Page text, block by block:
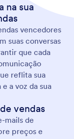
na sua
vencedores
suas conversas
que cada
reflita sua
a voz da sua
vendas
mails de
preços e